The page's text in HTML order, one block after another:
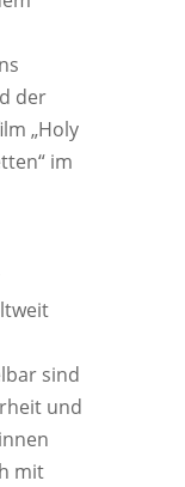
der
„Holy
im
sind
und
mit